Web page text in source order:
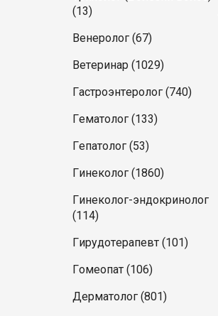
(13)
Венеролог (67)
Ветеринар (1029)
Гастроэнтеролог (740)
Гематолог (133)
Гепатолог (53)
Гинеколог (1860)
Гинеколог-эндокринолог
(114)
Гирудотерапевт (101)
Гомеопат (106)
Дерматолог (801)